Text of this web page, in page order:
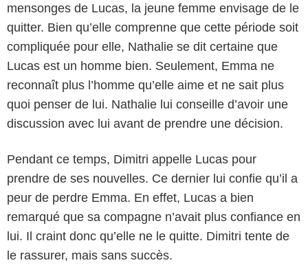
mensonges de Lucas, la jeune femme envisage de le
quitter. Bien qu’elle comprenne que cette période soit
compliquée pour elle, Nathalie se dit certaine que
Lucas est un homme bien. Seulement, Emma ne
reconnaît plus l’homme qu’elle aime et ne sait plus
quoi penser de lui. Nathalie lui conseille d’avoir une
discussion avec lui avant de prendre une décision.
Pendant ce temps, Dimitri appelle Lucas pour
prendre de ses nouvelles. Ce dernier lui confie qu’il a
peur de perdre Emma. En effet, Lucas a bien
remarqué que sa compagne n’avait plus confiance en
lui. Il craint donc qu’elle ne le quitte. Dimitri tente de
le rassurer, mais sans succès.